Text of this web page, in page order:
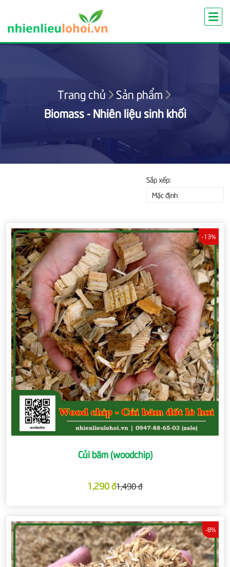
content
Trang chủ
Sản phẩm
Biomass - Nhiên liệu sinh khối
Sắp xếp:
Mặc định
-13%
Củi băm (woodchip)
1,290 đ1,490 đ
-8%